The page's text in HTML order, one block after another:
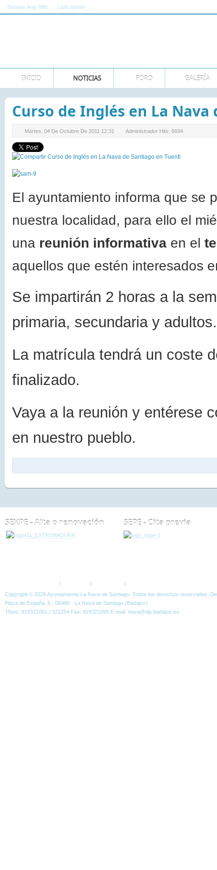
Sunday , Aug 09th Last update
INICIO NOTICIAS FORO GALERÍA
Curso de Inglés en La Nava
Martes, 04 De Octubre De 2011 12:31 Administrador Hits: 6694
El ayuntamiento informa que se
nuestra localidad, para ello el
una reunión informativa en el
aquellos que estén interesados
Se impartirán 2 horas a la
primaria, secundaria y adultos.
La matrícula tendrá un coste
finalizado.
Vaya a la reunión y entérese
en nuestro pueblo.
SEXPE - Alta o renovación SEPE - Cita previa
| | |
Copyright © 2026 Ayuntamiento La Nava de Santiago. Todos los derechos reservados.
Plaza de España, 6 - 06486 - La Nava de Santiago (Badajoz)
Tfnos: 924321001 / 321254 Fax: 924321096 E-mail: nava@dip-badajoz.es